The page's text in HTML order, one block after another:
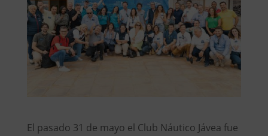
El pasado 31 de mayo el Club Náutico Jávea fue